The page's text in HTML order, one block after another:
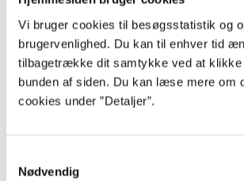
Vi bruger cookies til besøgsstatistik og
brugervenlighed. Du kan til enhver tid
tilbagetrække dit samtykke ved at klikke
bunden af siden. Du kan læse mere om
cookies under ”Detaljer”.
Nødvendig
...
...